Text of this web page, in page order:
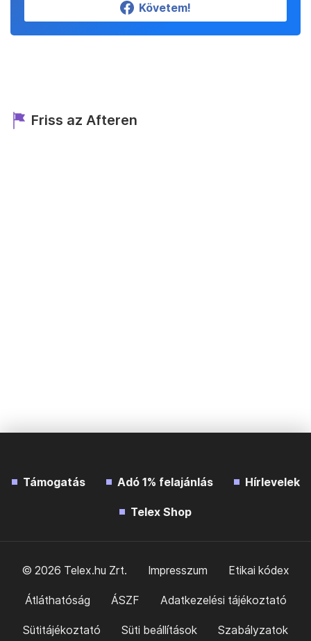
Követem!
Friss az Afteren
Támogatás Adó 1% felajánlás Hírlevelek
Telex Shop
© 2026 Telex.hu Zrt. Impresszum Etikai kódex
Átláthatóság ÁSZF Adatkezelési tájékoztató
Sütitájékoztató Süti beállítások Szabályzatok